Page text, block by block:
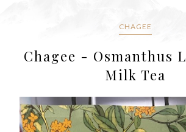
CHAGEE
Chagee - Osmanthus
Milk Tea